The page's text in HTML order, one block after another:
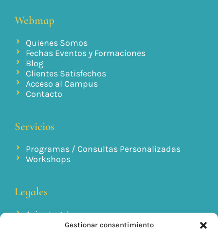
Gestionar consentimiento
Webmap
Quienes Somos
Fechas Eventos y Formaciones
Blog
Clientes Satisfechos
Acceso al Campus
Contacto
Servicios
Programas / Consultas Personalizadas
Workshops
Legales
Aviso Legal
Política de Cookies